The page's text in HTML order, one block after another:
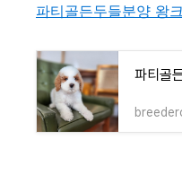
파티골든두들분양 왕
파티골